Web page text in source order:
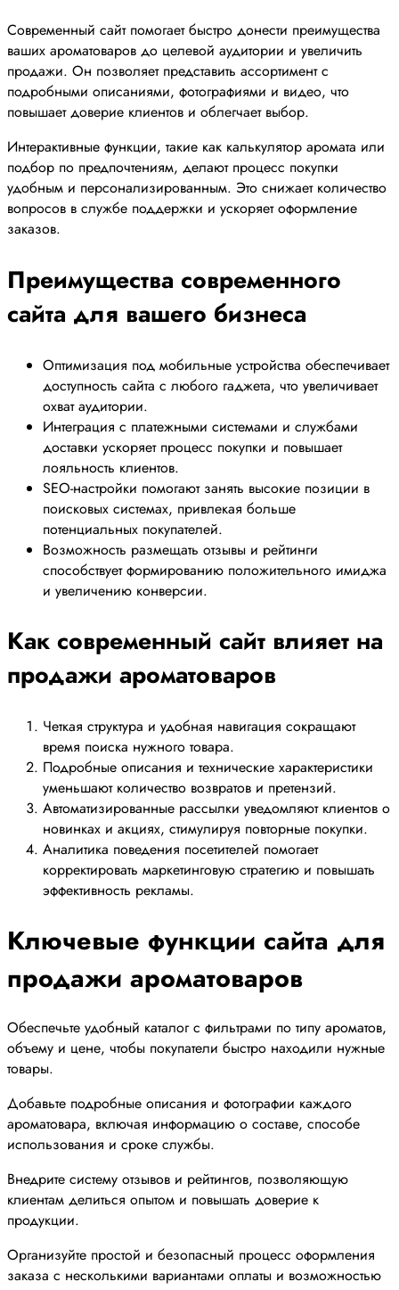
Современный сайт помогает быстро донести преимущества
ваших ароматоваров до целевой аудитории и увеличить
продажи. Он позволяет представить ассортимент с
подробными описаниями, фотографиями и видео, что
повышает доверие клиентов и облегчает выбор.
Интерактивные функции, такие как калькулятор аромата или
подбор по предпочтениям, делают процесс покупки
удобным и персонализированным. Это снижает количество
вопросов в службе поддержки и ускоряет оформление
заказов.
Преимущества современного
сайта для вашего бизнеса
Оптимизация под мобильные устройства обеспечивает
доступность сайта с любого гаджета, что увеличивает
охват аудитории.
Интеграция с платежными системами и службами
доставки ускоряет процесс покупки и повышает
лояльность клиентов.
SEO-настройки помогают занять высокие позиции в
поисковых системах, привлекая больше
потенциальных покупателей.
Возможность размещать отзывы и рейтинги
способствует формированию положительного имиджа
и увеличению конверсии.
Как современный сайт влияет на
продажи ароматоваров
Четкая структура и удобная навигация сокращают
время поиска нужного товара.
Подробные описания и технические характеристики
уменьшают количество возвратов и претензий.
Автоматизированные рассылки уведомляют клиентов о
новинках и акциях, стимулируя повторные покупки.
Аналитика поведения посетителей помогает
корректировать маркетинговую стратегию и повышать
эффективность рекламы.
Ключевые функции сайта для
продажи ароматоваров
Обеспечьте удобный каталог с фильтрами по типу ароматов,
объему и цене, чтобы покупатели быстро находили нужные
товары.
Добавьте подробные описания и фотографии каждого
ароматовара, включая информацию о составе, способе
использования и сроке службы.
Внедрите систему отзывов и рейтингов, позволяющую
клиентам делиться опытом и повышать доверие к
продукции.
Организуйте простой и безопасный процесс оформления
заказа с несколькими вариантами оплаты и возможностью